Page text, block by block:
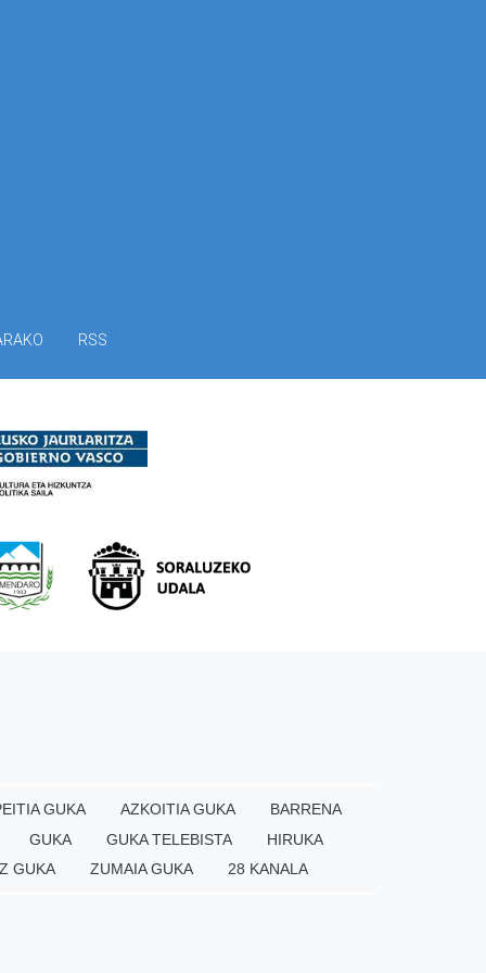
RSS
GUKA AZKOITIA GUKA
BARRENA
GUKA
GUKA TELEBISTA
HIRUKA
GUKA
ZUMAIA GUKA 28 KANALA